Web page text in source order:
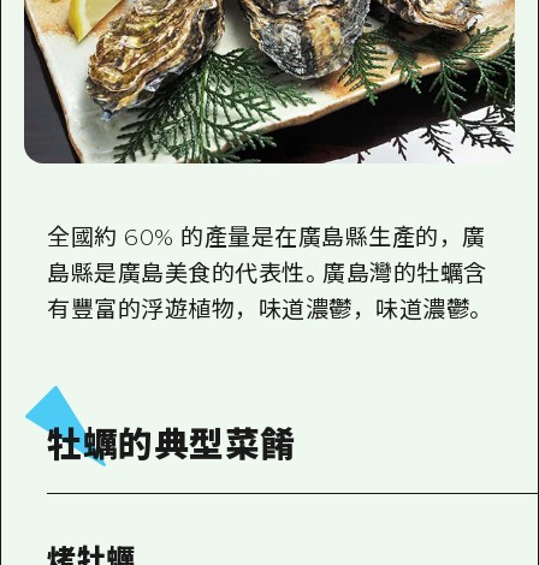
全國約 60% 的產量是在廣島縣生產的，廣
島縣是廣島美食的代表性。廣島灣的牡蠣含
有豐富的浮遊植物，味道濃鬱，味道濃鬱。
牡蠣的典型菜餚